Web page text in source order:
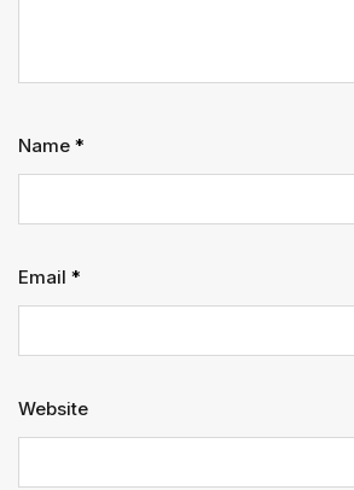
Name *
Email *
Website